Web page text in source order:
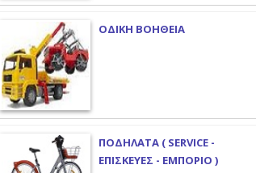
ΟΔΙΚΗ ΒΟΗΘΕΙΑ
ΠΟΔΗΛΑΤΑ ( SERVICE -
ΕΠΙΣΚΕΥΕΣ - ΕΜΠΟΡΙΟ )